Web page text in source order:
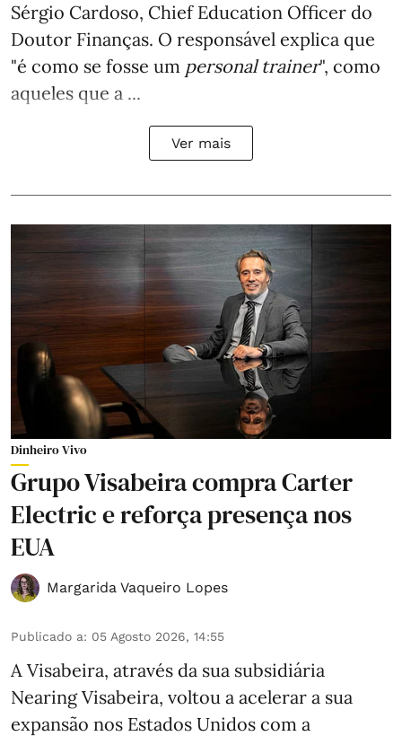
Sérgio Cardoso, Chief Education Officer do
Doutor Finanças. O responsável explica que
"é como se fosse um personal trainer", como
aqueles que a ...
Ver mais
Dinheiro Vivo
Grupo Visabeira compra Carter
Electric e reforça presença nos
EUA
Margarida Vaqueiro Lopes
Publicado a: 05 Agosto 2026, 14:55
A Visabeira, através da sua subsidiária
Nearing Visabeira, voltou a acelerar a sua
expansão nos Estados Unidos com a